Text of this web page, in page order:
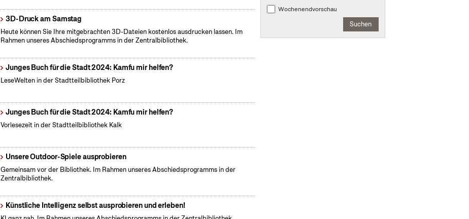
3D-Druck am Samstag
Heute können Sie Ihre mitgebrachten 3D-Dateien kostenlos ausdrucken lassen. Im
Rahmen unseres Abschiedsprogramms in der Zentralbibliothek.
Junges Buch für die Stadt 2024: Kamfu mir helfen?
LeseWelten in der Stadtteilbibliothek Porz
Junges Buch für die Stadt 2024: Kamfu mir helfen?
Vorlesezeit in der Stadtteilbibliothek Kalk
Unsere Outdoor-Spiele ausprobieren
Gemeinsam vor der Bibliothek. Im Rahmen unseres Abschiedsprogramms in der
Zentralbibliothek.
Künstliche Intelligenz selbst ausprobieren und erleben!
Wochenendvorschau
Suchen